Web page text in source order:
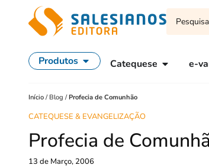
Produtos Catequese e-
Início / Blog /Profecia de Comunhão
CATEQUESE & EVANGELIZAÇÃO
Profecia de
13 de Março, 2006